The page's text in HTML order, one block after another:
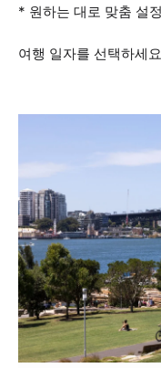
* 원하는 대로 맞춤 설
여행 일자를 선택하세